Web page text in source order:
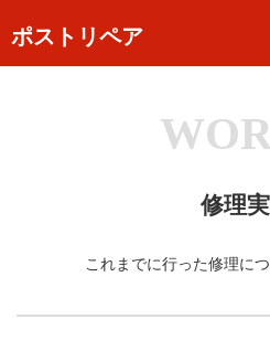
ポストリペア
修理
これまでに行った修理に